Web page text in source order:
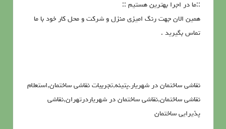
::ما در اجرا بهترین هستیم ::
همین الان جهت رنگ امیزی منزل و شرکت و محل کار خود با ما
تماس بگیرید .
نقاشی ساختمان در شهریار.پتینه,تجربیات نقاشی ساختمان,استعلام
نقاشی ساختمان,نقاشی ساختمان در شهریاردرتهران,نقاشی
پذیرایی ساختمان